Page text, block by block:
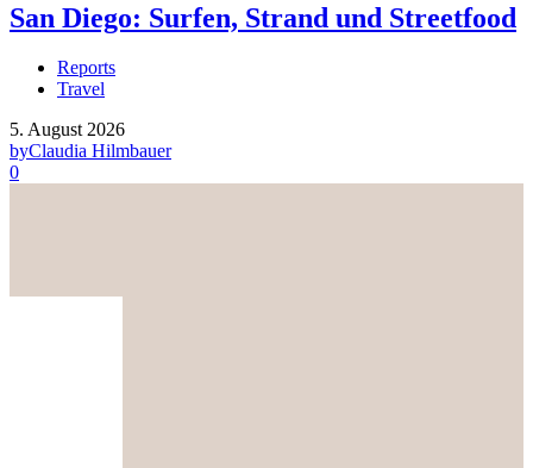
San Diego: Surfen, Strand und Streetfood
Reports
Travel
5. August 2026
byClaudia Hilmbauer
0